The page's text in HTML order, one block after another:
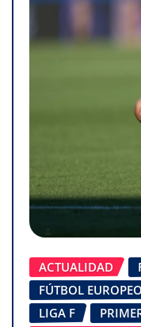
ACTUALIDAD
FÚTBOL EUROPEO
LIGA F